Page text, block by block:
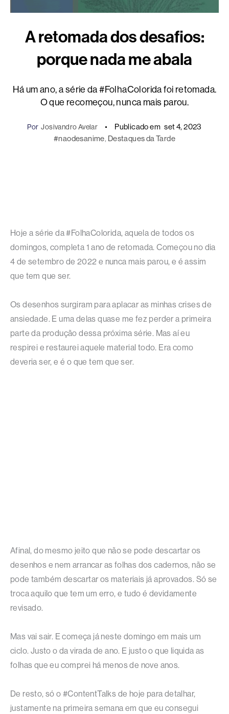
A retomada dos desafios:
porque nada me abala
Há um ano, a série da #FolhaColorida foi retomada.
O que recomeçou, nunca mais parou.
Por Josivandro Avelar Publicado em set 4, 2023
#naodesanime, Destaques da Tarde
Hoje a série da #FolhaColorida, aquela de todos os
domingos, completa 1 ano de retomada. Começou no dia
4 de setembro de 2022 e nunca mais parou, e é assim
que tem que ser.
Os desenhos surgiram para aplacar as minhas crises de
ansiedade. E uma delas quase me fez perder a primeira
parte da produção dessa próxima série. Mas aí eu
respirei e restaurei aquele material todo. Era como
deveria ser, e é o que tem que ser.
Afinal, do mesmo jeito que não se pode descartar os
desenhos e nem arrancar as folhas dos cadernos, não se
pode também descartar os materiais já aprovados. Só se
troca aquilo que tem um erro, e tudo é devidamente
revisado.
Mas vai sair. E começa já neste domingo em mais um
ciclo. Justo o da virada de ano. E justo o que liquida as
folhas que eu comprei há menos de nove anos.
De resto, só o #ContentTalks de hoje para detalhar,
justamente na primeira semana em que eu consegui